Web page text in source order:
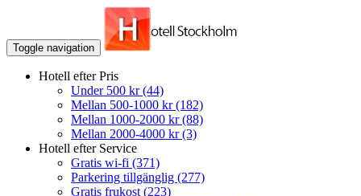
Toggle navigation
Hotell efter Pris
Under 500 kr(44)
Mellan 500-1000 kr(182)
Mellan 1000-2000 kr(88)
Mellan 2000-4000 kr(3)
Hotell efter Service
Gratis wi-fi (371)
Parkering tillgänglig (277)
Gratis frukost (223)